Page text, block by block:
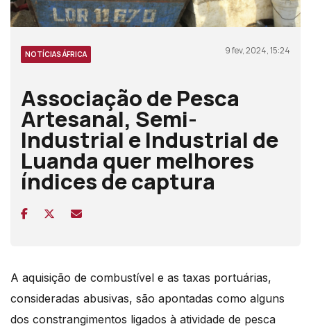
NOTÍCIAS ÁFRICA 9 fev, 2024, 15:24
Associação de Pesca
Artesanal, Semi-
Industrial e Industrial de
Luanda quer melhores
índices de captura
A aquisição de combustível e as taxas portuárias,
consideradas abusivas, são apontadas como alguns
dos constrangimentos ligados à atividade de pesca